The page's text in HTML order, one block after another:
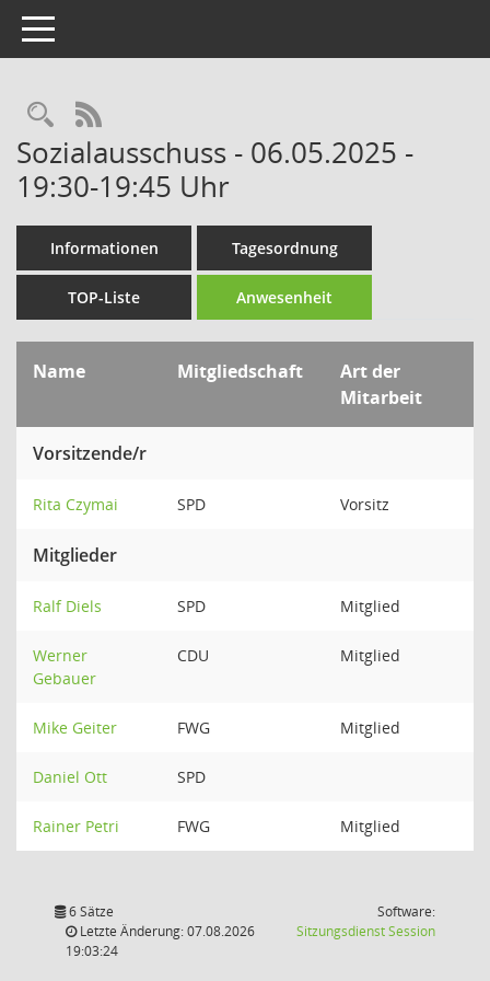
Toggle navigation
Rechercheauswahl
RSS-Feed
Sozialausschuss - 06.05.2025 -
19:30-19:45 Uhr
Informationen Tagesordnung
TOP-Liste Anwesenheit
Name Mitgliedschaft
Art der
Mitarbeit
Vorsitzende/r
Rita Czymai SPD Vorsitz
Mitglieder
Ralf Diels SPD Mitglied
Werner
Gebauer
CDU Mitglied
Mike Geiter FWG Mitglied
Daniel Ott SPD
Rainer Petri FWG Mitglied
6 Sätze
Letzte Änderung: 07.08.2026
19:03:24
Software:
SitzungsdienstSession(Wird in